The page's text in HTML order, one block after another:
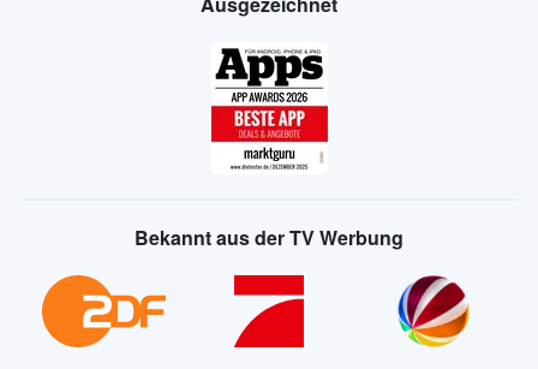
Bekannt aus der TV Werbung